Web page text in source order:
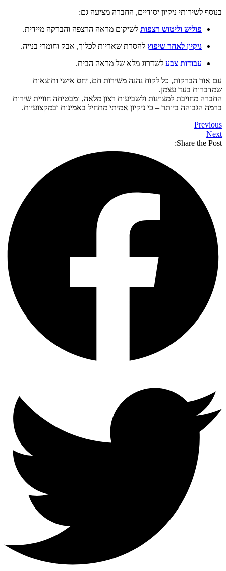
בנוסף לשירותי ניקיון יסודיים, החברה מציעה גם:
פוליש וליטוש רצפות לשיקום מראה הרצפה והברקה מיידית.
ניקיון לאחר שיפוץ להסרת שאריות לכלוך, אבק וחומרי בנייה.
עבודות צבע לשדרוג מלא של מראה הבית.
עם אור הברקות, כל לקוח נהנה משירות חם, יחס אישי ותוצאות
שמדברות בעד עצמן.
החברה מחויבת למצוינות ולשביעות רצון מלאה, ומבטיחה חוויית שירות
ברמה הגבוהה ביותר – כי ניקיון אמיתי מתחיל באמינות ובמקצועיות.
Previous
Next
Share the Post: